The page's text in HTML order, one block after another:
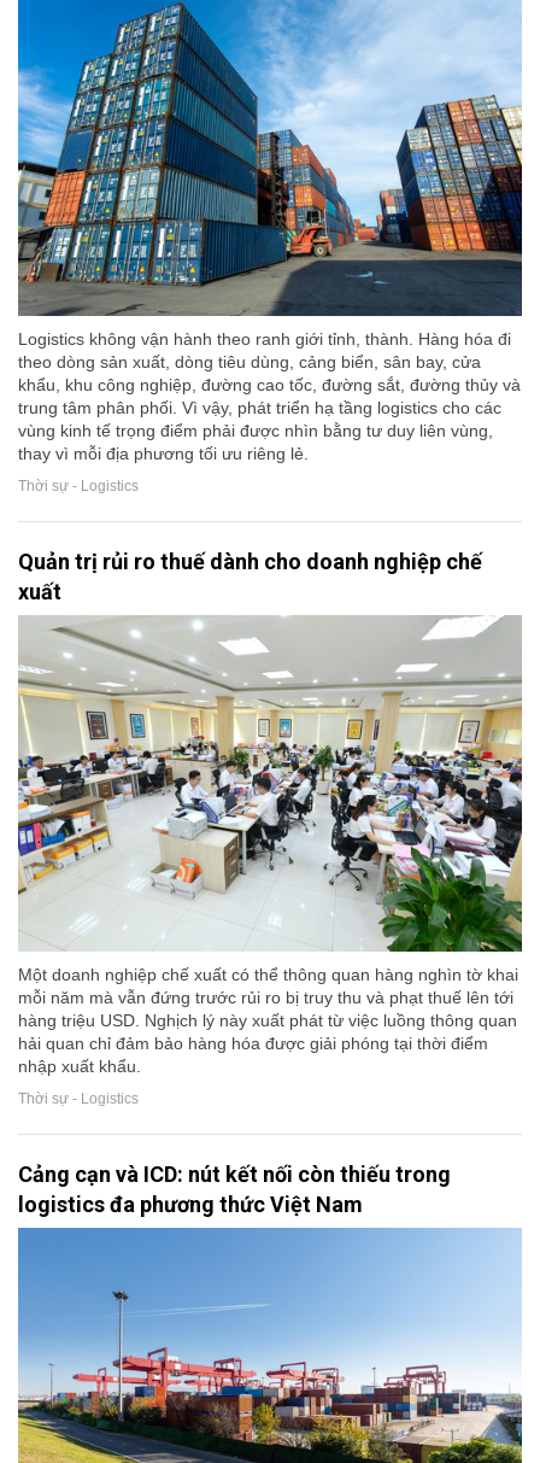
Logistics không vận hành theo ranh giới tỉnh, thành. Hàng hóa đi
theo dòng sản xuất, dòng tiêu dùng, cảng biển, sân bay, cửa
khẩu, khu công nghiệp, đường cao tốc, đường sắt, đường thủy và
trung tâm phân phối. Vì vậy, phát triển hạ tầng logistics cho các
vùng kinh tế trọng điểm phải được nhìn bằng tư duy liên vùng,
thay vì mỗi địa phương tối ưu riêng lẻ.
Thời sự - Logistics
Quản trị rủi ro thuế dành cho doanh nghiệp chế
xuất
Một doanh nghiệp chế xuất có thể thông quan hàng nghìn tờ khai
mỗi năm mà vẫn đứng trước rủi ro bị truy thu và phạt thuế lên tới
hàng triệu USD. Nghịch lý này xuất phát từ việc luồng thông quan
hải quan chỉ đảm bảo hàng hóa được giải phóng tại thời điểm
nhập xuất khẩu.
Thời sự - Logistics
Cảng cạn và ICD: nút kết nối còn thiếu trong
logistics đa phương thức Việt Nam